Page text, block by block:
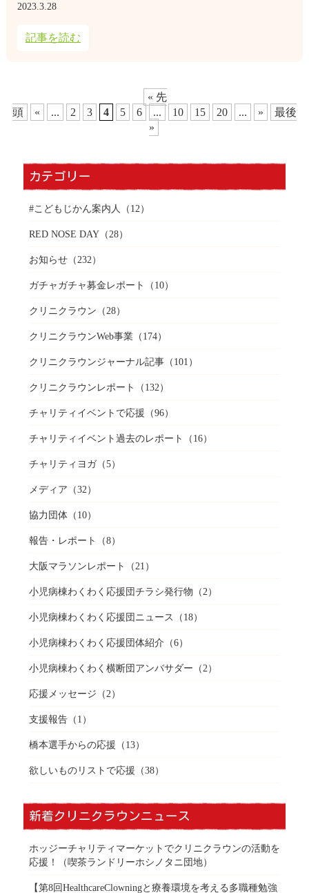
2023.3.28
記事を読む
« 先
頭
« ... 2 3 4 5 6 ... 10 15 20 ... »
最後
»
カテゴリー
#こどもじかん案内人 （12）
RED NOSE DAY（28）
お知らせ（232）
ガチャガチャ募金レポート （10）
クリニクラウン （28）
クリニクラウンWeb事業（174）
クリニクラウンジャーナル記事（101）
クリニクラウンレポート （132）
チャリティイベントで応援 （96）
チャリティイベント過去のレポート （16）
チャリティヨガ（5）
メディア （32）
協力団体（10）
報告・レポート （8）
大阪マラソンレポート （21）
小児病棟わくわく応援団チラシ発行物 （2）
小児病棟わくわく応援団ニュース （18）
小児病棟わくわく応援団体紹介 （6）
小児病棟わくわく横断団アンバサダー （2）
応援メッセージ （2）
支援報告（1）
橋本選手からの応援 （13）
欲しいものリストで応援 （38）
新着クリニクラウンニュース
ホッジーチャリティマーケットでクリニクラウンの活動を
応援！（喫茶ランドリーホシノタニ団地）
【第8回HealthcareClowningと療養環境を考える多職種勉強